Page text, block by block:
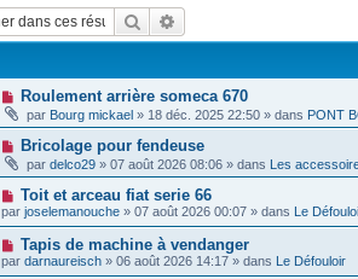
Rechercher
N
u
v
e
a
u
m
e
s
s
g
Roulement arrière someca 670
par Bourg mickael » 18 déc. 2025 22:50 » dans PONT
N
u
v
a
u
m
e
s
Bricolage pour fendeuse
par delco29 » 07 août 2026 08:06 » dans Les
N
o
u
v
a
Toit et arceau fiat serie 66
par joselemanouche » 07 août 2026 00:07 » dans Le
N
o
u
Tapis de machine à vendanger
par darnaureisch » 06 août 2026 14:17 » dans Le Défouloir